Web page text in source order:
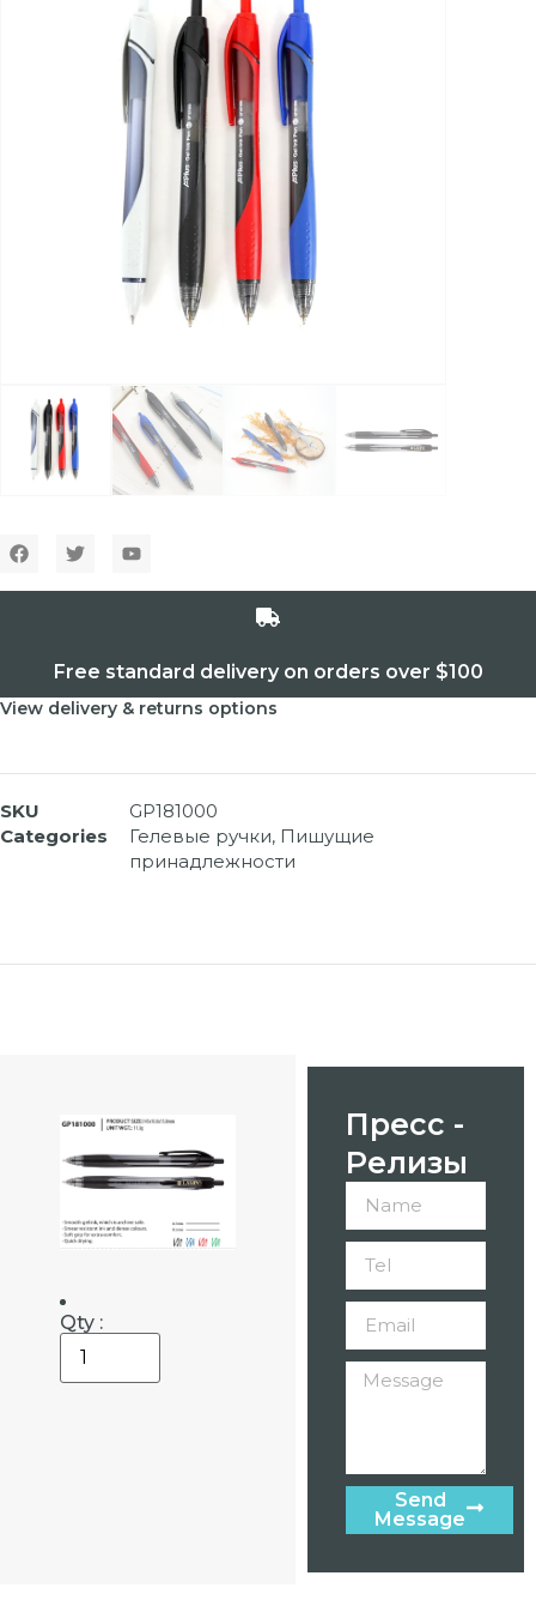
Free standard delivery on orders over $100
View delivery & returns options
SKU
GP181000
Categories
Гелевые ручки, Пишущие
принадлежности
Qty :
Пресс -
Релизы
Send
Message